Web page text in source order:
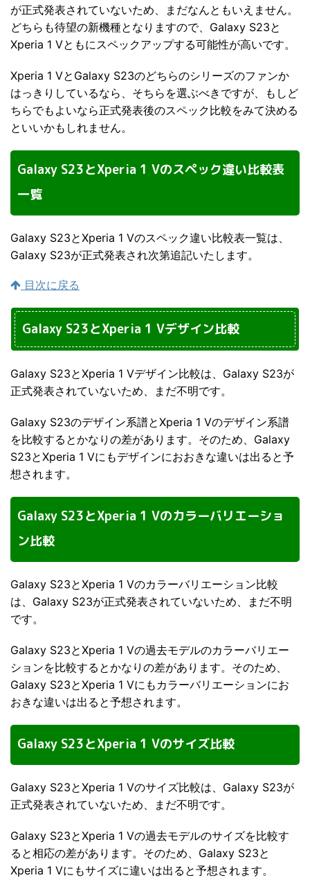
が正式発表されていないため、まだなんともいえません。
どちらも待望の新機種となりますので、Galaxy S23と
Xperia 1 Vともにスペックアップする可能性が高いです。
Xperia 1 VとGalaxy S23のどちらのシリーズのファンか
はっきりしているなら、そちらを選ぶべきですが、もしど
ちらでもよいなら正式発表後のスペック比較をみて決める
といいかもしれません。
Galaxy S23とXperia 1 Vのスペック違い比較表
一覧
Galaxy S23とXperia 1 Vのスペック違い比較表一覧は、
Galaxy S23が正式発表され次第追記いたします。
目次に戻る
Galaxy S23とXperia 1 Vデザイン比較
Galaxy S23とXperia 1 Vデザイン比較は、Galaxy S23が
正式発表されていないため、まだ不明です。
Galaxy S23のデザイン系譜とXperia 1 Vのデザイン系譜
を比較するとかなりの差があります。そのため、Galaxy
S23とXperia 1 Vにもデザインにおおきな違いは出ると予
想されます。
Galaxy S23とXperia 1 Vのカラーバリエーショ
ン比較
Galaxy S23とXperia 1 Vのカラーバリエーション比較
は、Galaxy S23が正式発表されていないため、まだ不明
です。
Galaxy S23とXperia 1 Vの過去モデルのカラーバリエー
ションを比較するとかなりの差があります。そのため、
Galaxy S23とXperia 1 Vにもカラーバリエーションにお
おきな違いは出ると予想されます。
Galaxy S23とXperia 1 Vのサイズ比較
Galaxy S23とXperia 1 Vのサイズ比較は、Galaxy S23が
正式発表されていないため、まだ不明です。
Galaxy S23とXperia 1 Vの過去モデルのサイズを比較す
ると相応の差があります。そのため、Galaxy S23と
Xperia 1 Vにもサイズに違いは出ると予想されます。